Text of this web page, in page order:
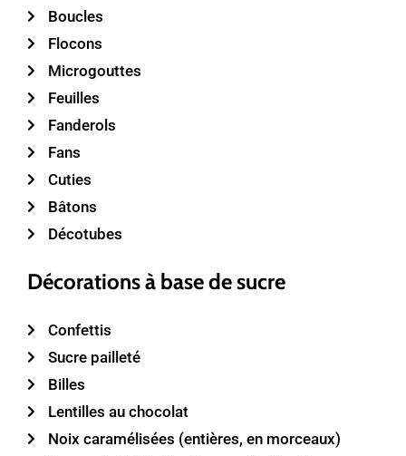
Boucles
Flocons
Microgouttes
Feuilles
Fanderols
Fans
Cuties
Bâtons
Décotubes
Décorations à base de sucre
Confettis
Sucre pailleté
Billes
Lentilles au chocolat
Noix caramélisées (entières, en morceaux)